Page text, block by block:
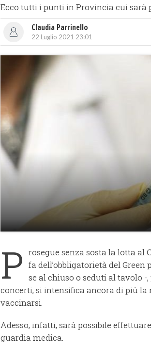
Ecco tutti i punti in Provincia cui sarà
Claudia Parrinello
22 Luglio 2021 23:01
P rosegue senza sosta la lotta al
fa dell’obbligatorietà del Green
se al chiuso o seduti al tavolo -
concerti, si intensifica ancora di più la
vaccinarsi.
Adesso, infatti, sarà possibile
guardia medica.